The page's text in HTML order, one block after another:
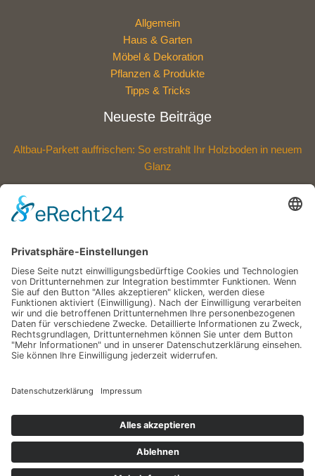
Allgemein
Haus & Garten
Möbel & Dekoration
Pflanzen & Produkte
Tipps & Tricks
Neueste Beiträge
Altbau-Parkett auffrischen: So erstrahlt Ihr Holzboden in neuem
Glanz
Widerstandskraft für Ihr Zuhause
Wie eine Versickerungsanlage Ihren Garten nachhaltig schützt –
Schritt für Schritt erklärt
Mit einem Glas-Terrassendach den Sommer verlängern
Schlagwörter
Copyright © 2026 Traum Haus Garten
Datenschutz